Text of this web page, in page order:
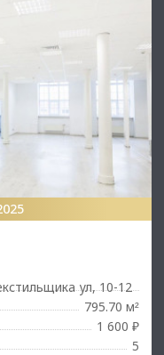
ул, 10-12
795.70 м²
1 600 ₽
5